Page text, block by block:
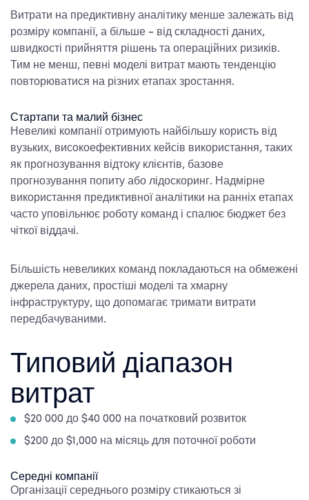
Витрати на предиктивну аналітику менше залежать від
розміру компанії, а більше - від складності даних,
швидкості прийняття рішень та операційних ризиків.
Тим не менш, певні моделі витрат мають тенденцію
повторюватися на різних етапах зростання.
Стартапи та малий бізнес
Невеликі компанії отримують найбільшу користь від
вузьких, високоефективних кейсів використання, таких
як прогнозування відтоку клієнтів, базове
прогнозування попиту або лідоскоринг. Надмірне
використання предиктивної аналітики на ранніх етапах
часто уповільнює роботу команд і спалює бюджет без
чіткої віддачі.
Більшість невеликих команд покладаються на обмежені
джерела даних, простіші моделі та хмарну
інфраструктуру, що допомагає тримати витрати
передбачуваними.
Типовий діапазон
витрат
$20 000 до $40 000 на початковий розвиток
$200 до $1,000 на місяць для поточної роботи
Середні компанії
Організації середнього розміру стикаються зі